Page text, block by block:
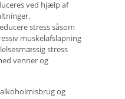
ved hjælp af
stress såsom
muskelafslapning
stress
venner og
og